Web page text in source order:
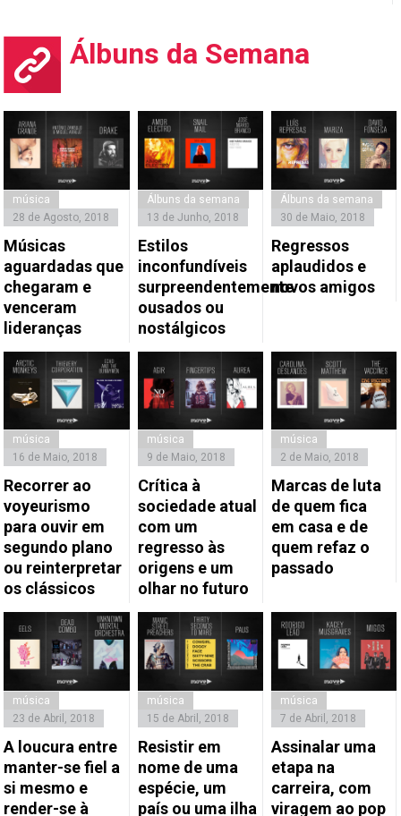
Álbuns da Semana
música
28 de Agosto, 2018
Músicas
aguardadas que
chegaram e
venceram
lideranças
Álbuns da semana
13 de Junho, 2018
Estilos
inconfundíveis
surpreendentemente
ousados ou
nostálgicos
Álbuns da semana
30 de Maio, 2018
Regressos
aplaudidos e
novos amigos
música
16 de Maio, 2018
Recorrer ao
voyeurismo
para ouvir em
segundo plano
ou reinterpretar
os clássicos
música
9 de Maio, 2018
Crítica à
sociedade atual
com um
regresso às
origens e um
olhar no futuro
música
2 de Maio, 2018
Marcas de luta
de quem fica
em casa e de
quem refaz o
passado
música
23 de Abril, 2018
A loucura entre
manter-se fiel a
si mesmo e
render-se à
música
15 de Abril, 2018
Resistir em
nome de uma
espécie, um
país ou uma ilha
música
7 de Abril, 2018
Assinalar uma
etapa na
carreira, com
viragem ao pop